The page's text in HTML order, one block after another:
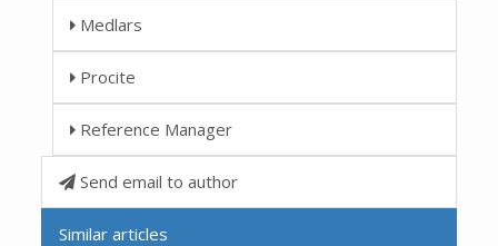
Medlars
Procite
Reference Manager
Send email to author
Similar articles